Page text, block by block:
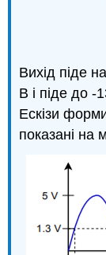
Вихід піде
В і піде до -
Ескізи
показані на